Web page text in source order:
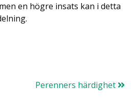
en högre insats kan i detta
Perenners härdighet